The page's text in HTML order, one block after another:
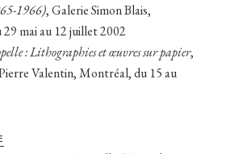
1966), Galerie Simon Blais,
mai au 12 juillet 2002
: Lithographies et œuvres sur papier,
Valentin, Montréal, du 15 au